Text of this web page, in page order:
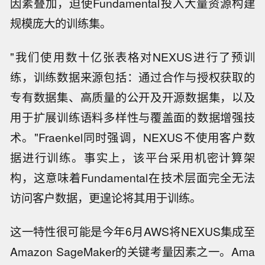
规模庞大的训练集。
"我们使用数十亿张表格对NEXUS进行了预训
练，训练数据来源包括：通过合作与授权获取的
专有数据集、高质量的公开及开源数据集，以及
用于扩展训练语料多样性与覆盖面的数据增强技
术。"Fraenkel同时强调，NEXUS不使用客户数
据进行训练。事实上，该平台采用机密计算架
构，这意味着Fundamental在技术层面完全无法
访问客户数据，更遑论将其用于训练。
这一特性很可能是今年6月AWS将NEXUS集成至
Amazon SageMaker的关键考量因素之一。Ama